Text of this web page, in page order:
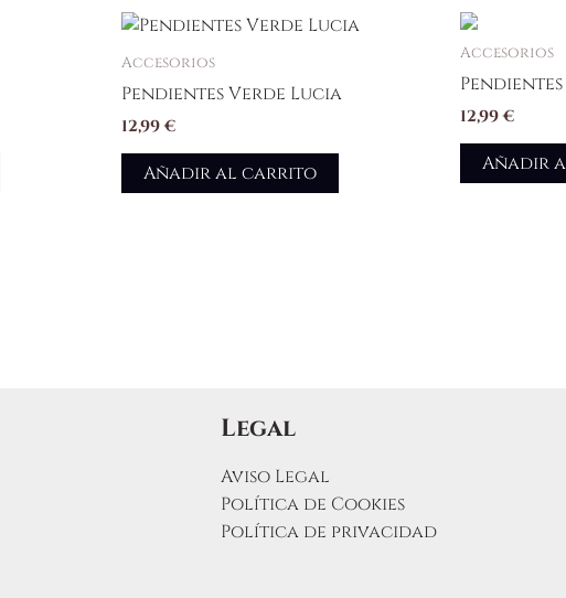
Accesorios
Pendientes Verde Lucia
12,99€
Añadir al carrito
Accesorios
12,99€
Añadir
Legal
Aviso Legal
Política de Cookies
Política de privacidad